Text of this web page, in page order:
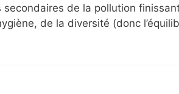
de la pollution
de la diversité (donc